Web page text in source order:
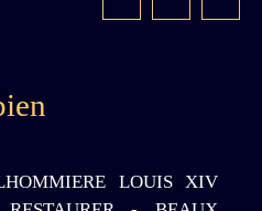
LOUIS XIV